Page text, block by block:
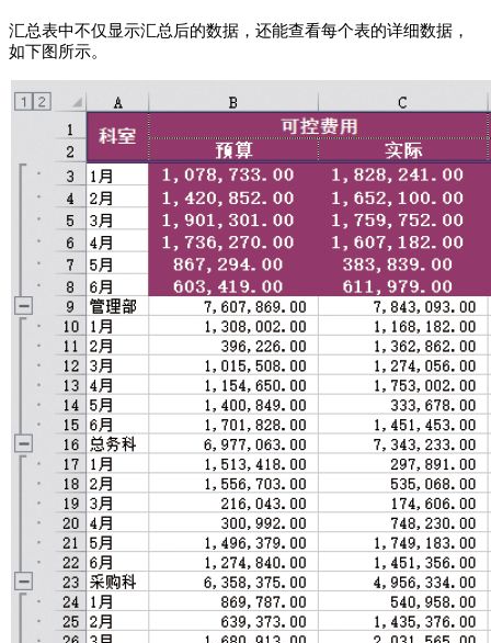
汇总表中不仅显示汇总后的数据，还能查看每个表的详细数据，
如下图所示。